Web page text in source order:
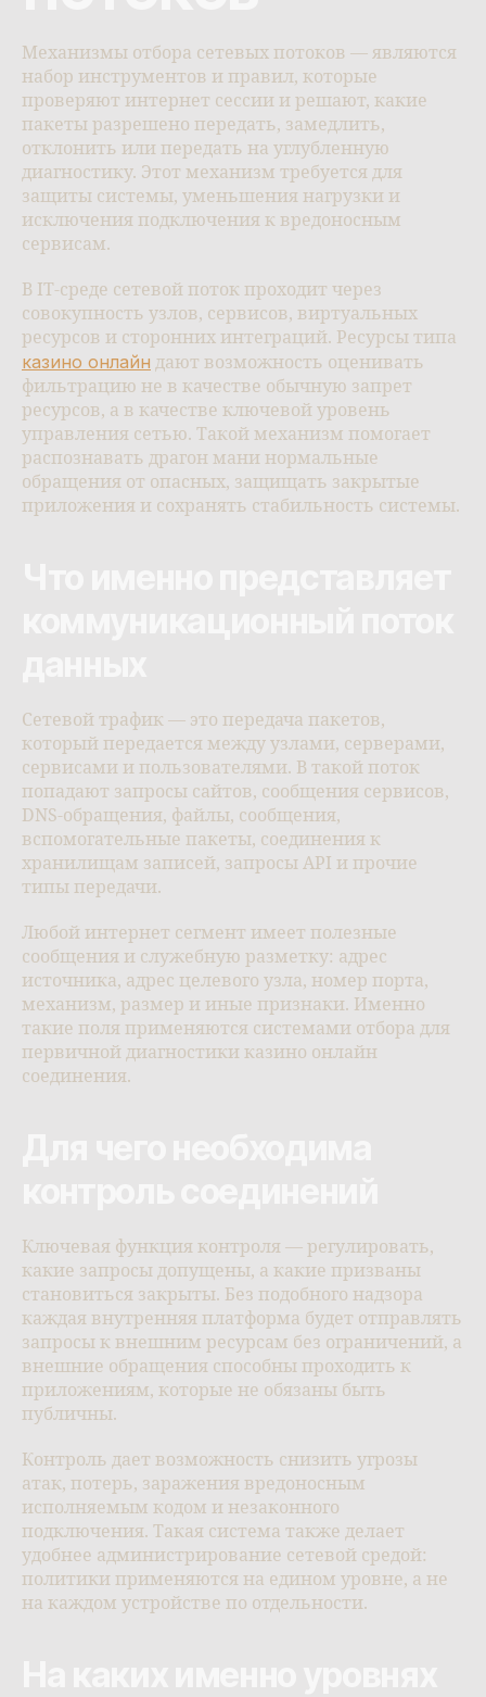
Механизмы отбора сетевых потоков — являются
набор инструментов и правил, которые
проверяют интернет сессии и решают, какие
пакеты разрешено передать, замедлить,
отклонить или передать на углубленную
диагностику. Этот механизм требуется для
защиты системы, уменьшения нагрузки и
исключения подключения к вредоносным
сервисам.
В IT-среде сетевой поток проходит через
совокупность узлов, сервисов, виртуальных
ресурсов и сторонних интеграций. Ресурсы типа
казино онлайн дают возможность оценивать
фильтрацию не в качестве обычную запрет
ресурсов, а в качестве ключевой уровень
управления сетью. Такой механизм помогает
распознавать драгон мани нормальные
обращения от опасных, защищать закрытые
приложения и сохранять стабильность системы.
Сетевой трафик — это передача пакетов,
который передается между узлами, серверами,
сервисами и пользователями. В такой поток
попадают запросы сайтов, сообщения сервисов,
DNS-обращения, файлы, сообщения,
вспомогательные пакеты, соединения к
хранилищам записей, запросы API и прочие
типы передачи.
Любой интернет сегмент имеет полезные
сообщения и служебную разметку: адрес
источника, адрес целевого узла, номер порта,
механизм, размер и иные признаки. Именно
такие поля применяются системами отбора для
первичной диагностики казино онлайн
соединения.
Ключевая функция контроля — регулировать,
какие запросы допущены, а какие призваны
становиться закрыты. Без подобного надзора
каждая внутренняя платформа будет отправлять
запросы к внешним ресурсам без ограничений, а
внешние обращения способны проходить к
приложениям, которые не обязаны быть
публичны.
Контроль дает возможность снизить угрозы
атак, потерь, заражения вредоносным
исполняемым кодом и незаконного
подключения. Такая система также делает
удобнее администрирование сетевой средой:
политики применяются на едином уровне, а не
на каждом устройстве по отдельности.